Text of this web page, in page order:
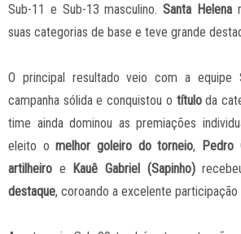
Sub-11 e Sub-13 masculino. Santa Helena
suas categorias de base e teve grande
O principal resultado veio com a equipe
campanha sólida e conquistou o títuloda
time ainda dominou as premiações
eleito omelhor goleiro do torneio, Pedro
artilheiro e Kauê Gabriel (Sapinho)
destaque, coroando a excelente participação